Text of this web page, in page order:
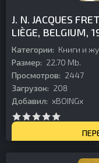
J. N. JACQUES
LIÈGE, BELGIUM,
Категории: Книги и
Размер: 22.70 Mb.
Просмотров: 2447
Загрузок: 208
Добавил: xBOINGx